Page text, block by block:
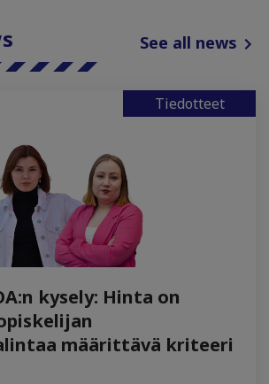
See all news
Tiedotteet
kysely: Hinta on
määrittävä kriteeri